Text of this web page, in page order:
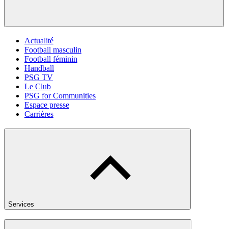
Actualité
Football masculin
Football féminin
Handball
PSG TV
Le Club
PSG for Communities
Espace presse
Carrières
Services